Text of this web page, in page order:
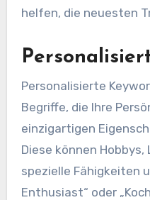
helfen, die neuesten
Personalisierte
Begriffe, die Ihre
einzigartigen
Diese können
spezielle Fähigkeiten
Enthusiast“ oder